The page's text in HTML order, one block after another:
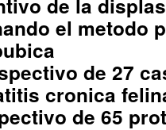
de la
el metodo
de 27
cronica
de 65